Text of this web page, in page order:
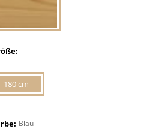
180 cm
Blau